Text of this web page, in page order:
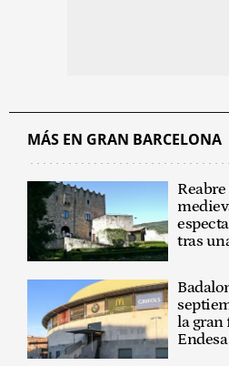
MÁS EN GRAN BARCELONA
tras
la gran